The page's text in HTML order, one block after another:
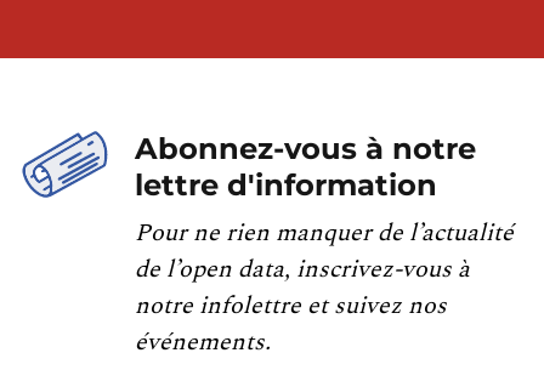
Abonnez-vous à notre
lettre d'information
Pour ne rien manquer de l’actualité
de l’open data, inscrivez-vous à
notre infolettre et suivez nos
événements.